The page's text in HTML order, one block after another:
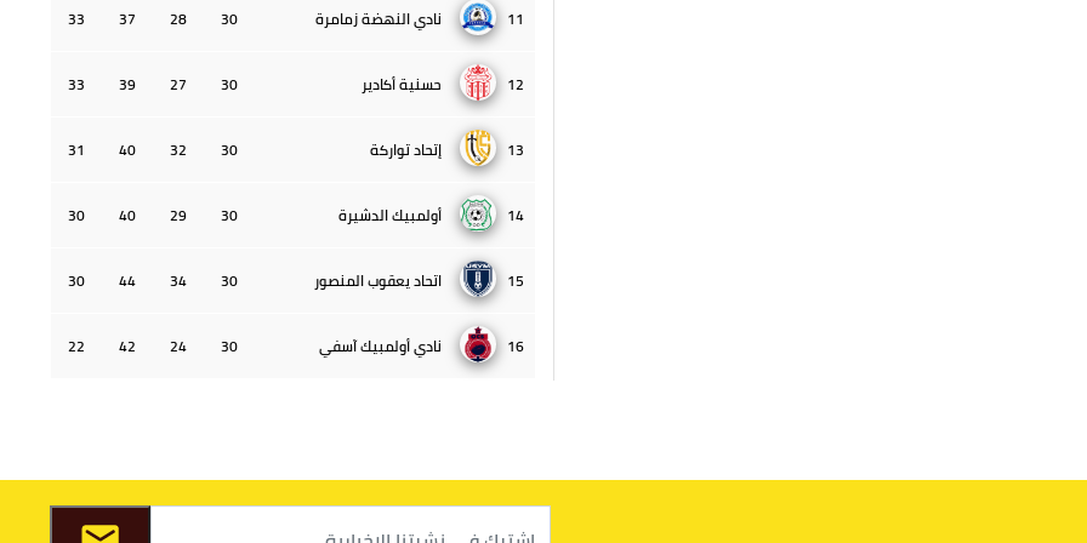
11 نادي النهضة زمامرة 30
28
37
33
12 حسنية أكادير 30
27
39
33
13 إتحاد تواركة 30
32
40
31
14 أولمبيك الدشيرة 30
29
40
30
15 اتحاد يعقوب المنصور 30
34
44
30
16 نادي أولمبيك آسفي 30
24
42
22